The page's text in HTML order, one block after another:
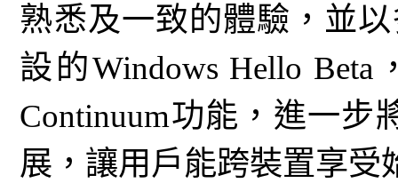
熟悉及一致的體驗，並
設的Windows Hello
Continuum功能，進一步
展，讓用戶能跨裝置享受